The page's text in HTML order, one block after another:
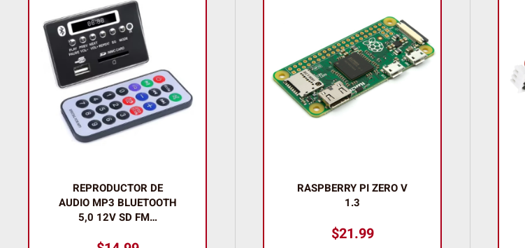
RASPBERRY PI ZERO V
1.3
BATERÍA LIPO 2S 7,6V
300MAH TATTU 75C